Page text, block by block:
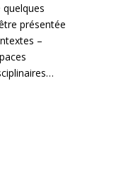
présentée
–